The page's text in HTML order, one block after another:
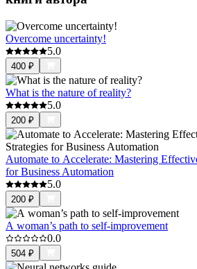
Overcome uncertainty!
5.0
400 ₽
What is the nature of reality?
5.0
200 ₽
Automate to Accelerate: Mastering
for Business Automation
5.0
200 ₽
A woman’s path to self-improvement
0.0
504 ₽